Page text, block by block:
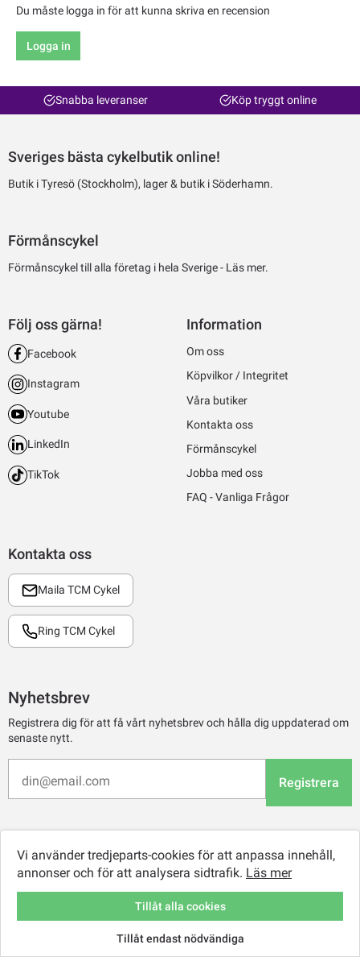
Du måste logga in för att kunna skriva en recension
Logga in
Snabba leveranser Köp tryggt online
Sveriges bästa cykelbutik online!
Butik i Tyresö (Stockholm), lager & butik i Söderhamn.
Förmånscykel
Förmånscykel till alla företag i hela Sverige - Läs mer.
Kontakta oss
Maila TCM Cykel
Ring TCM Cykel
Följ oss gärna!
Facebook
Instagram
Youtube
LinkedIn
TikTok
Information
Om oss
Köpvilkor / Integritet
Våra butiker
Kontakta oss
Förmånscykel
Jobba med oss
FAQ - Vanliga Frågor
Nyhetsbrev
Registrera dig för att få vårt nyhetsbrev och hålla dig uppdaterad om
senaste nytt.
Registrera
© 2026 TCM Online Retail AB
Vi använder tredjeparts-cookies för att anpassa innehåll,
annonser och för att analysera sidtrafik. Läs mer
Tillåt endast nödvändiga
Tillåt alla cookies